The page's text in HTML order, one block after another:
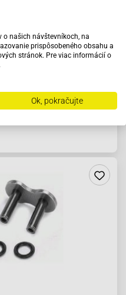
-FJ
Do košíka
našich návštevníkoch, na
prispôsobeného obsahu a
stránok. Pre viac informácií o
Ok, pokračujte